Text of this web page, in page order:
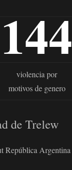
144
violencia por
motivos de genero
de Trelew
República Argentina